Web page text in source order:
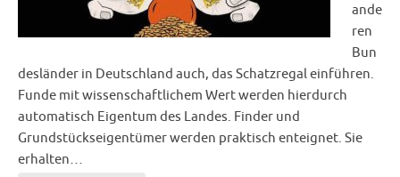
ande
ren
Bun
desländer in Deutschland auch, das Schatzregal einführen.
Funde mit wissenschaftlichem Wert werden hierdurch
automatisch Eigentum des Landes. Finder und
Grundstückseigentümer werden praktisch enteignet. Sie
erhalten…